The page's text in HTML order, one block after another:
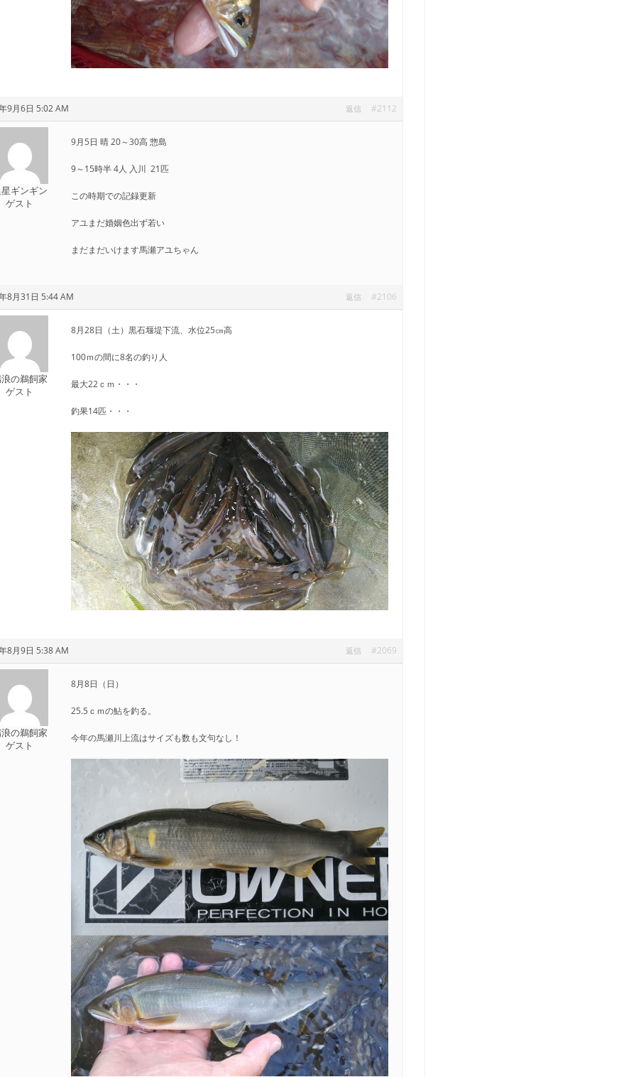
9月6日 5:02 AM #2112
返信
ギンギン
ゲスト
9月5日 晴 20～30高 惣島
9～15時半 4人 入川 21匹
この時期での記録更新
アユまだ婚姻色出ず若い
まだまだいけます馬瀬アユちゃん
8月31日 5:44 AM #2106
返信
の鵜飼家
ゲスト
8月28日（土）黒石堰堤下流、水位25㎝高
100ｍの間に8名の釣り人
最大22ｃｍ・・・
釣果14匹・・・
8月9日 5:38 AM #2069
返信
の鵜飼家
ゲスト
8月8日（日）
25.5ｃｍの鮎を釣る。
今年の馬瀬川上流はサイズも数も文句なし！